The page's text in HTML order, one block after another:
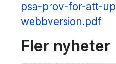
psa-prov-for-att-
webbversion.pdf
Fler nyheter